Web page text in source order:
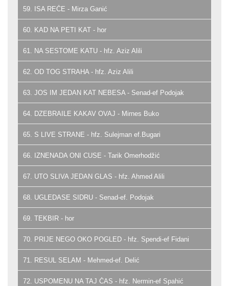
59. ISA REČE - Mirza Ganić
60. KAD NA PETI KAT - hor
61. NA SESTOME KATU - hfz. Aziz Alili
62. OD TOG STRAHA - hfz. Aziz Alili
63. JOS IM JEDAN KAT NEBESA - Senad-ef Podojak
64. DZEBRAILE KAKAV OVAJ - Mirnes Buko
65. S LIVE STRANE - hfz. Sulejman ef.Bugari
66. IZNENADA ONI CUSE - Tarik Omerhodžić
67. UTO SLIVA JEDAN GLAS - hfz. Ahmed Alili
68. UGLEDASE SIDRU - Senad-ef. Podojak
69. TEKBIR - hor
70. PRIJE NEGO OKO POGLED - hfz. Spendi-ef Fidani
71. RESUL SELAM - Mehmed-ef. Delić
72. USPOMENU NA TAJ ČAS - hfz. Nermin-ef Spahić